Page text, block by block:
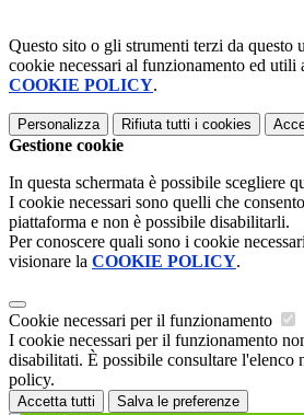
Questo sito o gli strumenti terzi da questo
cookie necessari al funzionamento ed
COOKIE POLICY.
Personalizza Rifiuta tutti i cookies
Gestione cookie
In questa schermata è possibile scegliere
I cookie necessari sono quelli che
piattaforma e non è possibile disabilitarli.
Per conoscere quali sono i cookie
visionare la COOKIE POLICY.
Cookie necessari per il funzionamento
I cookie necessari per il funzionamento
disabilitati. È possibile consultare l'elenco
policy.
Accetta tutti Salva le preferenze